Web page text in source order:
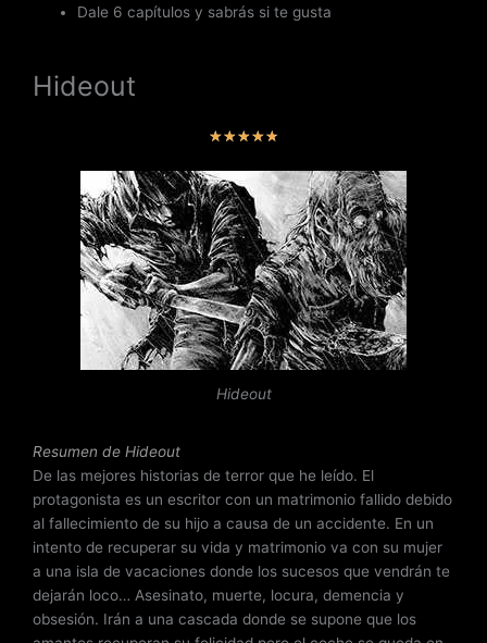
Dale 6 capítulos y sabrás si te gusta
Hideout
★★★★★V
l
o
r
a
d
o
c
o
n
d
e
5
Hideout
Resumen de Hideout
De las mejores historias de terror que he leído. El
protagonista es un escritor con un matrimonio fallido debido
al fallecimiento de su hijo a causa de un accidente. En un
intento de recuperar su vida y matrimonio va con su mujer
a una isla de vacaciones donde los sucesos que vendrán te
dejarán loco… Asesinato, muerte, locura, demencia y
obsesión. Irán a una cascada donde se supone que los